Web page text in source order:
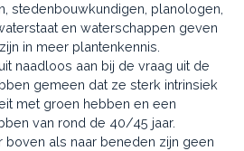
stedenbouwkundigen, planologen,
en waterschappen geven
in meer plantenkennis.
naadloos aan bij de vraag uit de
gemeen dat ze sterk intrinsiek
met groen hebben en een
van rond de 40/45 jaar.
boven als naar beneden zijn geen